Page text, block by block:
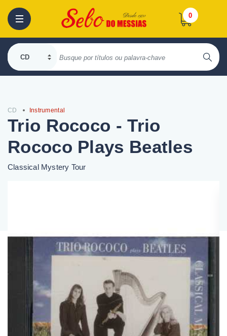
0
CD Instrumental
Trio Rococo - Trio
Rococo Plays Beatles
Classical Mystery Tour